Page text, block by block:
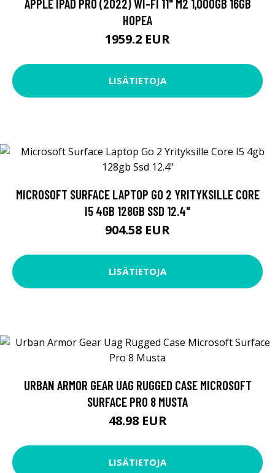
APPLE IPAD PRO (2022) WI-FI 11" M2 1,000GB 16GB
HOPEA
1959.2 EUR
LISÄTIETOJA
MICROSOFT SURFACE LAPTOP GO 2 YRITYKSILLE CORE
I5 4GB 128GB SSD 12.4"
904.58 EUR
LISÄTIETOJA
URBAN ARMOR GEAR UAG RUGGED CASE MICROSOFT
SURFACE PRO 8 MUSTA
48.98 EUR
LISÄTIETOJA